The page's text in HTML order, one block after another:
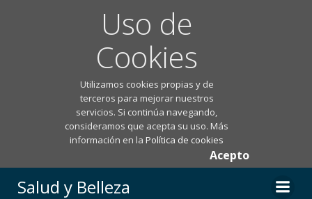
Uso de
Cookies
Utilizamos cookies propias y de
terceros para mejorar nuestros
servicios. Si continúa navegando,
consideramos que acepta su uso. Más
información en laPolítica de cookies
Acepto
Salud y Belleza